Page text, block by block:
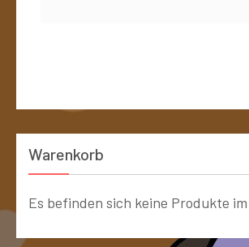
Warenkorb
Es befinden sich keine Produkte